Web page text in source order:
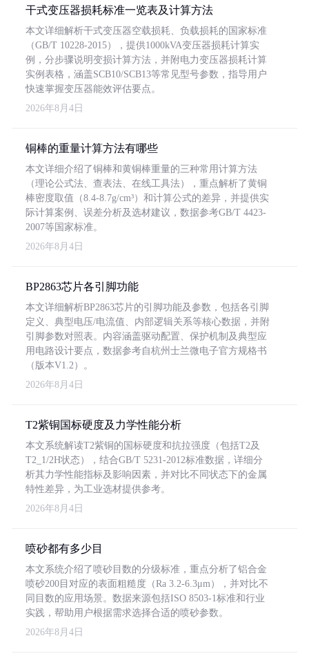
干式变压器损耗标准一览表及计算方法
本文详细解析干式变压器空载损耗、负载损耗的国家标准
（GB/T 10228-2015），提供1000kVA变压器损耗计算实
例，分步骤说明变损计算方法，并附电力变压器损耗计算
实例表格，涵盖SCB10/SCB13等常见型号参数，指导用户
快速掌握变压器能效评估要点。
2026年8月4日
铜棒的重量计算方法有哪些
本文详细介绍了铜棒和黄铜棒重量的三种常用计算方法
（理论公式法、查表法、在线工具法），重点解析了黄铜
棒密度取值（8.4-8.7g/cm³）和计算公式的差异，并提供实
际计算案例、误差分析及选材建议，数据参考GB/T 4423-
2007等国家标准。
2026年8月4日
BP2863芯片各引脚功能
本文详细解析BP2863芯片的引脚功能及参数，包括各引脚
定义、典型电压/电流值、内部逻辑关系等核心数据，并附
引脚参数对照表。内容涵盖驱动配置、保护机制及典型应
用电路设计要点，数据参考自杭州士兰微电子官方规格书
（版本V1.2）。
2026年8月4日
T2紫铜国标硬度及力学性能分析
本文系统解读T2紫铜的国标硬度和抗拉强度（包括T2及
T2_1/2H状态），结合GB/T 5231-2012标准数据，详细分
析其力学性能指标及影响因素，并对比不同状态下的金属
特性差异，为工业选材提供参考。
2026年8月4日
喷砂都有多少目
本文系统介绍了喷砂目数的分级标准，重点分析了铝合金
喷砂200目对应的表面粗糙度（Ra 3.2-6.3μm），并对比不
同目数的应用场景。数据来源包括ISO 8503-1标准和行业
实践，帮助用户根据需求选择合适的喷砂参数。
2026年8月4日